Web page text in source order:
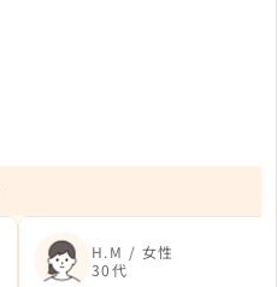
H.M / 女性
30代